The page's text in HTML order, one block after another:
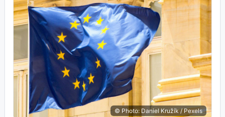
© Photo: Daniel Kružík / Pexels